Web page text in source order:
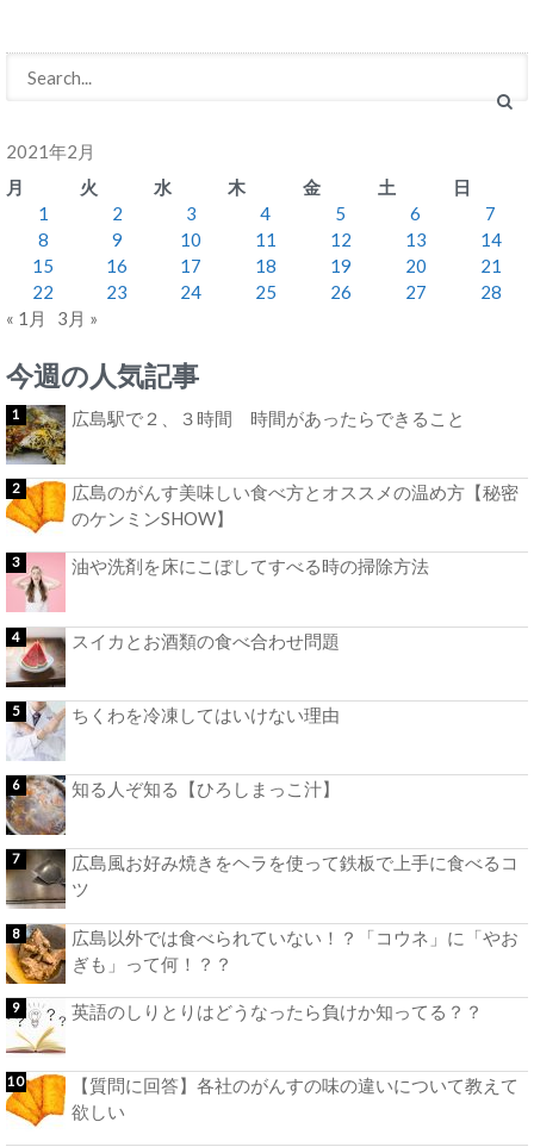
2021年2月
月
火 水 木 金 土
日
1
2 3 4 5 6
7
8
9 10 11 12 13
14
15
16 17 18 19 20
21
22
23 24 25 26 27
28
« 1月
3月 »
今週の人気記事
広島駅で２、３時間 時間があったらできること
広島のがんす美味しい食べ方とオススメの温め方【秘密
のケンミンSHOW】
油や洗剤を床にこぼしてすべる時の掃除方法
スイカとお酒類の食べ合わせ問題
ちくわを冷凍してはいけない理由
知る人ぞ知る【ひろしまっこ汁】
広島風お好み焼きをヘラを使って鉄板で上手に食べるコ
ツ
広島以外では食べられていない！？「コウネ」に「やお
ぎも」って何！？？
英語のしりとりはどうなったら負けか知ってる？？
【質問に回答】各社のがんすの味の違いについて教えて
欲しい